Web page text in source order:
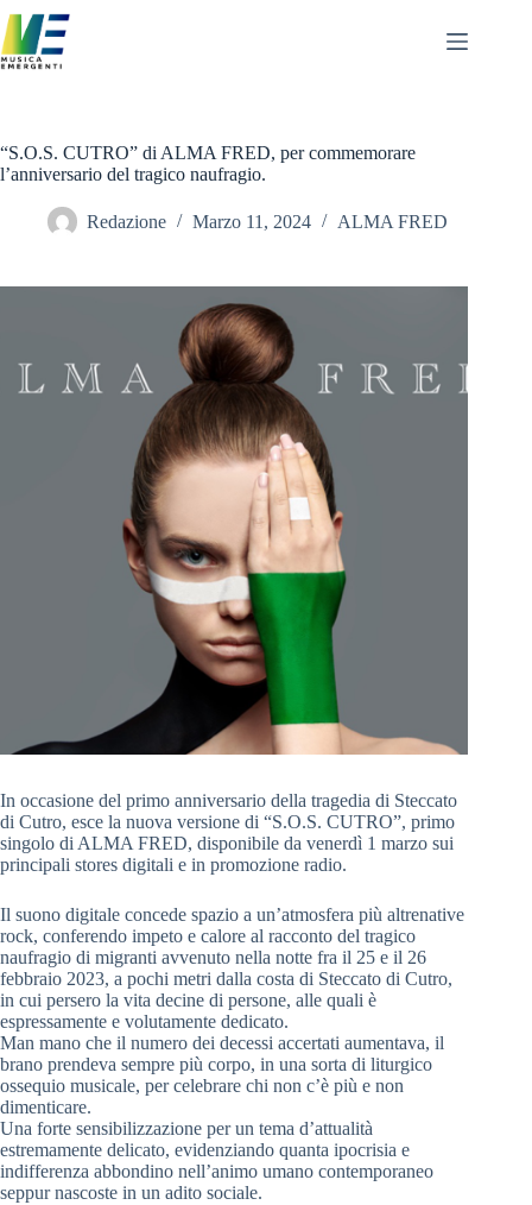
al
contenuto
“S.O.S. CUTRO” di ALMA FRED, per commemorare
l’anniversario del tragico naufragio.
Redazione Marzo 11, 2024 ALMA FRED
In occasione del primo anniversario della tragedia di Steccato
di Cutro, esce la nuova versione di “S.O.S. CUTRO”, primo
singolo di ALMA FRED, disponibile da venerdì 1 marzo sui
principali stores digitali e in promozione radio.
Il suono digitale concede spazio a un’atmosfera più altrenative
rock, conferendo impeto e calore al racconto del tragico
naufragio di migranti avvenuto nella notte fra il 25 e il 26
febbraio 2023, a pochi metri dalla costa di Steccato di Cutro,
in cui persero la vita decine di persone, alle quali è
espressamente e volutamente dedicato.
Man mano che il numero dei decessi accertati aumentava, il
brano prendeva sempre più corpo, in una sorta di liturgico
ossequio musicale, per celebrare chi non c’è più e non
dimenticare.
Una forte sensibilizzazione per un tema d’attualità
estremamente delicato, evidenziando quanta ipocrisia e
indifferenza abbondino nell’animo umano contemporaneo
seppur nascoste in un adito sociale.